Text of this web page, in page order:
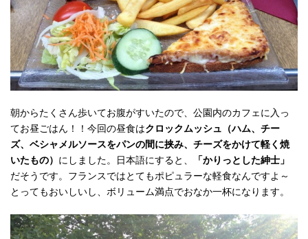
朝からたくさん歩いてお腹がすいたので、公園内のカフェに入っ
てお昼ごはん！！今回の昼食はクロックムッシュ（ハム、チー
ズ、ベシャメルソースをパンの間に挟み、チーズをかけて軽く焼
いたもの） にしました。日本語にすると、
「かりっとした紳士」
だそうです。フランスではとてもポピュラーな軽食なんですよ～
とってもおいしいし、ボリューム満点でおなか一杯になります。